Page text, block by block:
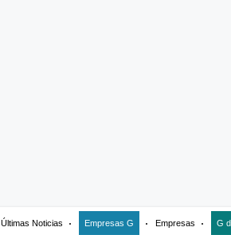
Últimas Noticias Empresas G Empresas G